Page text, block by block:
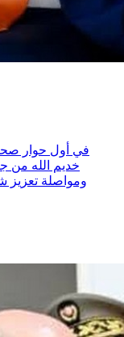
في أول حوار
خديم الله من